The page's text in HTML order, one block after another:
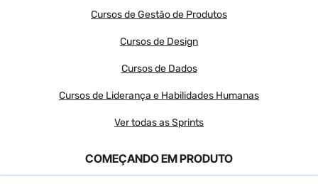
Cursos de Gestão de Produtos
Cursos de Design
Cursos de Dados
Cursos de Liderança e Habilidades Humanas
Ver todas as Sprints
COMEÇANDO EM PRODUTO